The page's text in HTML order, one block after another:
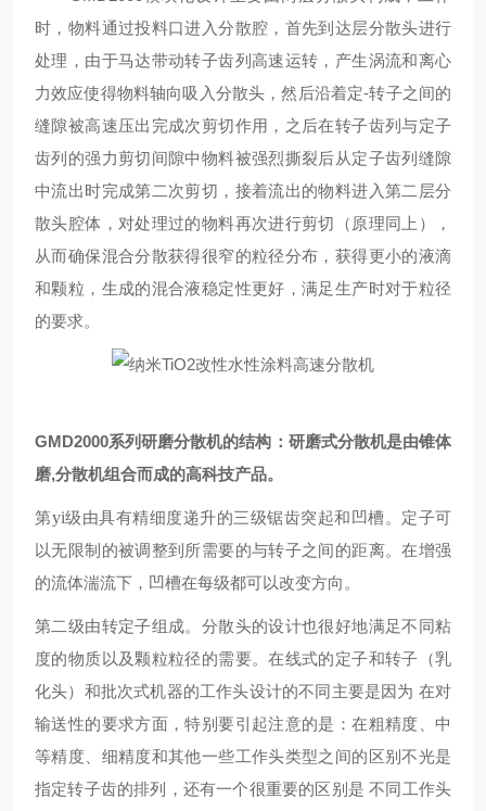
时，物料通过投料口进入分散腔，首先到达层分散头进行
处理，由于马达带动转子齿列高速运转，产生涡流和离心
力效应使得物料轴向吸入分散头，然后沿着定-转子之间的
缝隙被高速压出完成次剪切作用，之后在转子齿列与定子
齿列的强力剪切间隙中物料被强烈撕裂后从定子齿列缝隙
中流出时完成第二次剪切，接着流出的物料进入第二层分
散头腔体，对处理过的物料再次进行剪切（原理同上），
从而确保混合分散获得很窄的粒径分布，获得更小的液滴
和颗粒，生成的混合液稳定性更好，满足生产时对于粒径
的要求。
GMD2000系列研磨分散机的结构：研磨式分散机是由锥体
磨,分散机组合而成的高科技产品。
第yi级由具有精细度递升的三级锯齿突起和凹槽。定子可
以无限制的被调整到所需要的与转子之间的距离。在增强
的流体湍流下，凹槽在每级都可以改变方向。
第二级由转定子组成。分散头的设计也很好地满足不同粘
度的物质以及颗粒粒径的需要。在线式的定子和转子（乳
化头）和批次式机器的工作头设计的不同主要是因为 在对
输送性的要求方面，特别要引起注意的是：在粗精度、中
等精度、细精度和其他一些工作头类型之间的区别不光是
指定转子齿的排列，还有一个很重要的区别是 不同工作头